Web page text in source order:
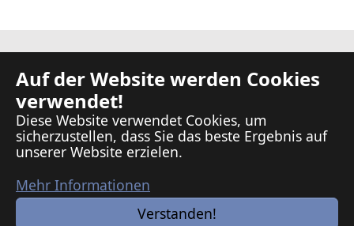
Auf der Website werden Cookies
verwendet!
Diese Website verwendet Cookies, um
sicherzustellen, dass Sie das beste Ergebnis auf
unserer Website erzielen.
Mehr Informationen
Verstanden!
Presse
Presse-Archiv
Links
Datenschutz